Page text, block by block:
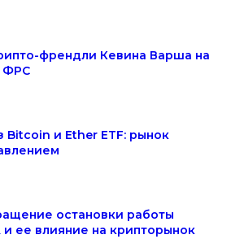
френдли Кевина Варша на
ФРС
Bitcoin и Ether ETF: рынок
остановки работы
ее влияние на крипторынок